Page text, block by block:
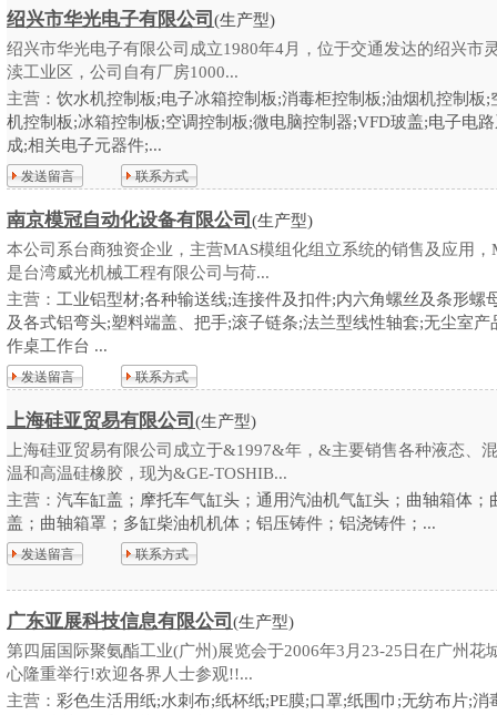
绍兴市华光电子有限公司 (生产型)
绍兴市华光电子有限公司成立1980年4月，位于交通发达的绍兴市
渎工业区，公司自有厂房1000...
主营： 饮水机控制板;电子冰箱控制板;消毒柜控制板;油烟机控制板;
机控制板;冰箱控制板;空调控制板;微电脑控制器;VFD玻盖;电子电
成;相关电子元器件;...
发送留言 联系方式
南京模冠自动化设备有限公司 (生产型)
本公司系台商独资企业，主营MAS模组化组立系统的销售及应用，
是台湾威光机械工程有限公司与荷...
主营： 工业铝型材;各种输送线;连接件及扣件;内六角螺丝及条形螺
及各式铝弯头;塑料端盖、把手;滚子链条;法兰型线性轴套;无尘室产
作桌工作台 ...
发送留言 联系方式
上海硅亚贸易有限公司 (生产型)
上海硅亚贸易有限公司成立于&1997&年，&主要销售各种液态、
温和高温硅橡胶，现为&GE-TOSHIB...
主营： 汽车缸盖；摩托车气缸头；通用汽油机气缸头；曲轴箱体；
盖；曲轴箱罩；多缸柴油机机体；铝压铸件；铝浇铸件；...
发送留言 联系方式
广东亚展科技信息有限公司 (生产型)
第四届国际聚氨酯工业(广州)展览会于2006年3月23-25日在广州花
心隆重举行!欢迎各界人士参观!!...
主营： 彩色生活用纸;水刺布;纸杯纸;PE膜;口罩;纸围巾;无纺布片;消